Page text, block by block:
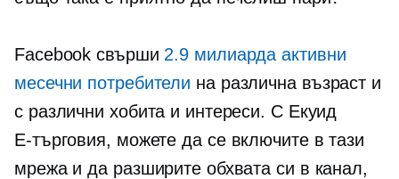
Facebook свърши 2.9 милиарда активни
месечни потребители на различна възраст и
с различни хобита и интереси. С Екуид
Е-търговия, можете да се включите в тази
мрежа и да разширите обхвата си в канал,